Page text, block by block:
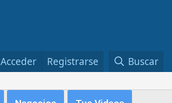
Acceder Registrarse Buscar